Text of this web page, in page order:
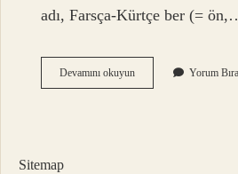
adı, Farsça-Kürtçe ber (=
Devamını okuyunTacan
Ismi
Yorum
Sitemap